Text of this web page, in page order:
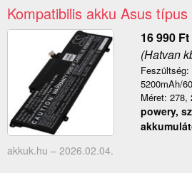
Kompatibilis akku Asus típus
16 990 Ft
(Hatvan
5200mAh/
Méret: 278,
powery,
akkuk.hu – 2026.02.04.